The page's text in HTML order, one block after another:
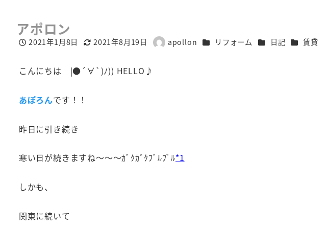
アポロン
投稿日
2021年1月8日
更新日
2021年8月19日
著
apollon カテゴリー
リフォーム カテゴリー
日記 カテゴリー
賃貸
こんにちは |●´∀`)ﾉ)) HELLO♪
あぽろんです！！
昨日に引き続き
寒い日が続きますね～～～ｶﾞｸｶﾞｸﾌﾞﾙﾌﾞﾙ*1
しかも、
関東に続いて